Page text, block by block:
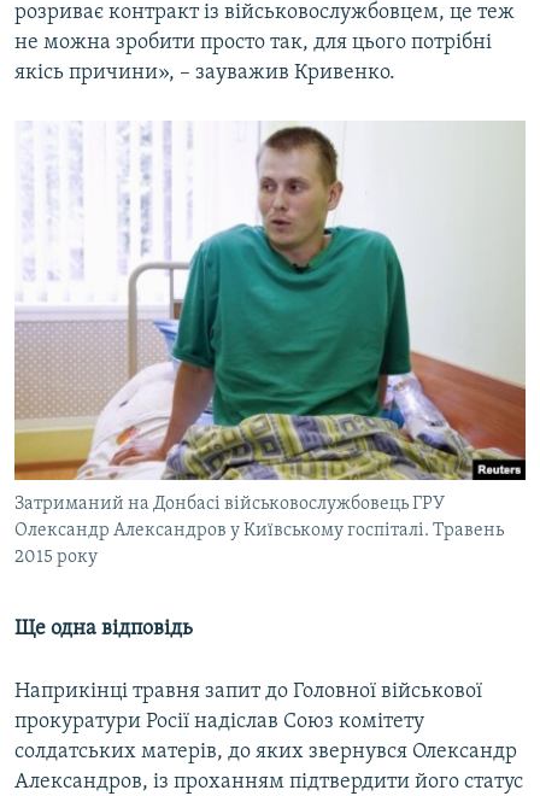
розриває контракт із військовослужбовцем, це теж
не можна зробити просто так, для цього потрібні
якісь причини», – зауважив Кривенко.
Затриманий на Донбасі військовослужбовець ГРУ
Олександр Александров у Київському госпіталі. Травень
2015 року
Ще одна відповідь
Наприкінці травня запит до Головної військової
прокуратури Росії надіслав Союз комітету
солдатських матерів, до яких звернувся Олександр
Александров, із проханням підтвердити його статус